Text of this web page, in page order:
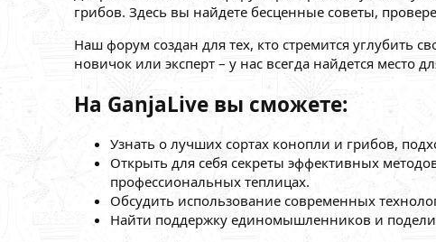
м
а
а
грибов. Здесь вы найдете бесценные советы,
Наш форум создан для тех, кто стремится углубить
новичок или эксперт – у нас всегда найдется место
На GanjaLive вы сможете:
Узнать о лучших сортах конопли и грибов,
Открыть для себя секреты эффективных
профессиональных теплицах.
Обсудить использование современных
Найти поддержку единомышленников и